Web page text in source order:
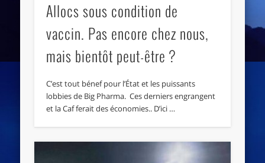
Allocs sous condition de
vaccin. Pas encore chez nous,
mais bientôt peut-être ?
C’est tout bénef pour l’État et les puissants
lobbies de Big Pharma. Ces derniers engrangent
et la Caf ferait des économies.. D’ici …